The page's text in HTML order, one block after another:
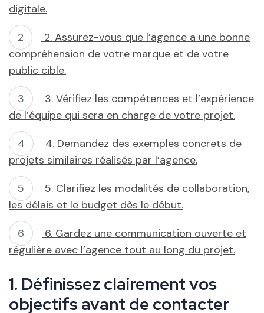
digitale.
2. Assurez-vous que l’agence a une bonne
compréhension de votre marque et de votre
public cible.
3. Vérifiez les compétences et l’expérience
de l’équipe qui sera en charge de votre projet.
4. Demandez des exemples concrets de
projets similaires réalisés par l’agence.
5. Clarifiez les modalités de collaboration,
les délais et le budget dès le début.
6. Gardez une communication ouverte et
régulière avec l’agence tout au long du projet.
1. Définissez clairement vos
objectifs avant de contacter